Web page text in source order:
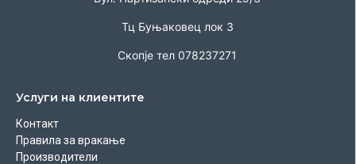
Тц Буњаковец лок 3
Скопје тел 078237271
Услуги на клиентите
Контакт
Правила за вракање
Производители